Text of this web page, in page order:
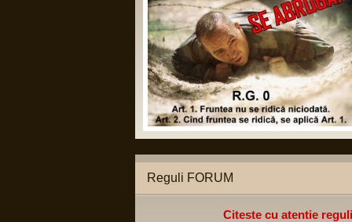
Reguli FORUM
Citeste cu atentie